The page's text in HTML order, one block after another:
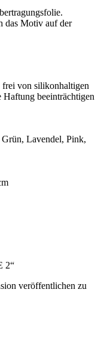
das Motiv auf der
frei von silikonhaltigen
Haftung beeinträchtigen
Lavendel, Pink,
2“
veröffentlichen zu